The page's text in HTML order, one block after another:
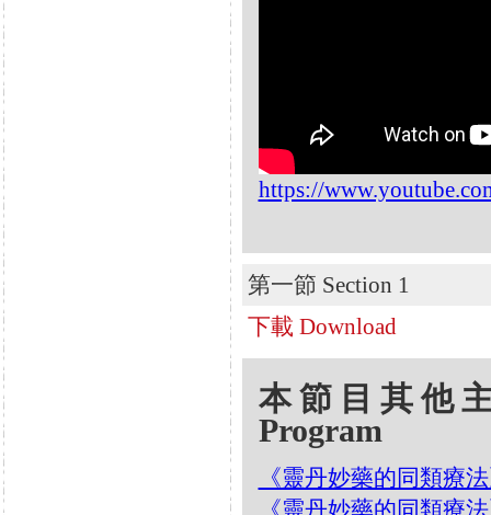
https://
第一節 Section 1
下載 Download
本節目其他
Program
《靈丹妙藥的同類療
《靈丹妙藥的同類療